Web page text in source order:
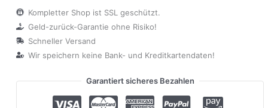
Kompletter Shop ist SSL geschützt.
Geld-zurück-Garantie ohne Risiko!
Schneller Versand
Wir speichern keine Bank- und Kreditkartendaten!
Garantiert sicheres Bezahlen